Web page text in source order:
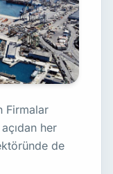
Firmalar
her
de